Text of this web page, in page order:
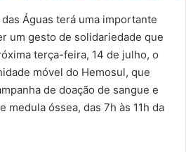
Águas terá uma importante
um gesto de solidariedade que
terça-feira, 14 de julho, o
móvel do Hemosul, que
de doação de sangue e
medula óssea, das 7h às 11h da